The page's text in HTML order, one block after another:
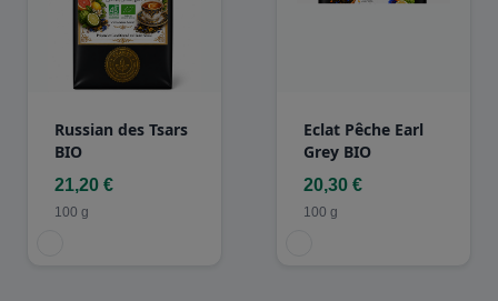
Russian des Tsars
BIO
21,20 €
100 g
Eclat Pêche Earl
Grey BIO
20,30 €
100 g